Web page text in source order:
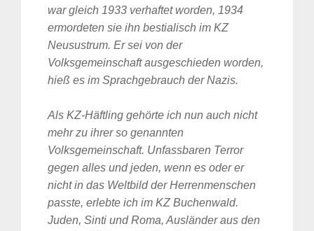
war gleich 1933 verhaftet worden, 1934
ermordeten sie ihn bestialisch im KZ
Neusustrum. Er sei von der
Volksgemeinschaft ausgeschieden worden,
hieß es im Sprachgebrauch der Nazis.
Als KZ-Häftling gehörte ich nun auch nicht
mehr zu ihrer so genannten
Volksgemeinschaft. Unfassbaren Terror
gegen alles und jeden, wenn es oder er
nicht in das Weltbild der Herrenmenschen
passte, erlebte ich im KZ Buchenwald.
Juden, Sinti und Roma, Ausländer aus den